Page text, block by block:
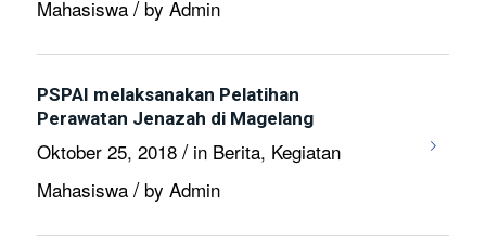
Mahasiswa / by Admin
PSPAI melaksanakan Pelatihan
Perawatan Jenazah di Magelang
Oktober 25, 2018 / in Berita, Kegiatan
Mahasiswa / by Admin